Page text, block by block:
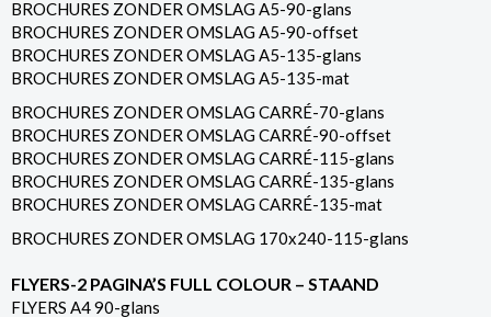
BROCHURES ZONDER OMSLAG A5-90-glans
BROCHURES ZONDER OMSLAG A5-90-offset
BROCHURES ZONDER OMSLAG A5-135-glans
BROCHURES ZONDER OMSLAG A5-135-mat
BROCHURES ZONDER OMSLAG CARRÉ-70-glans
BROCHURES ZONDER OMSLAG CARRÉ-90-offset
BROCHURES ZONDER OMSLAG CARRÉ-115-glans
BROCHURES ZONDER OMSLAG CARRÉ-135-glans
BROCHURES ZONDER OMSLAG CARRÉ-135-mat
BROCHURES ZONDER OMSLAG 170x240-115-glans
FLYERS-2 PAGINA’S FULL COLOUR – STAAND
FLYERS A4 90-glans